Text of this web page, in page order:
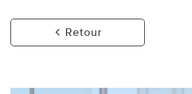
Retour